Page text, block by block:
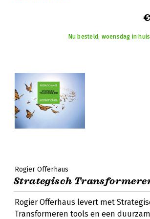
Nu besteld, woensdag in
Rogier Offerhaus
Strategisch
Rogier Offerhaus levert met
Transformeren tools en een